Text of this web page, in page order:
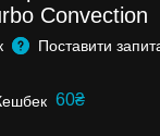
Convection
Поставити
60₴